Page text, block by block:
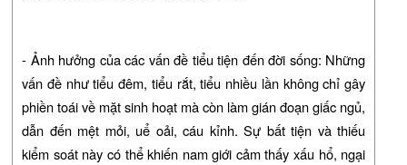
- Ảnh hưởng của các vấn đề tiểu tiện đến đời sống: Những
vấn đề như tiểu đêm, tiểu rắt, tiểu nhiều lần không chỉ gây
phiền toái về mặt sinh hoạt mà còn làm gián đoạn giấc ngủ,
dẫn đến mệt mỏi, uể oải, cáu kỉnh. Sự bất tiện và thiếu
kiểm soát này có thể khiến nam giới cảm thấy xấu hổ, ngại